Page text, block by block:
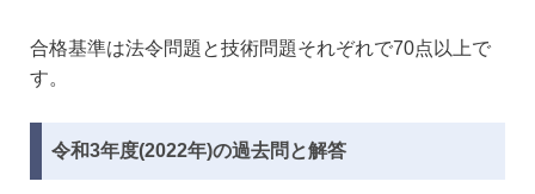
合格基準は法令問題と技術問題それぞれで70点以上で
す。
令和3年度(2022年)の過去問と解答